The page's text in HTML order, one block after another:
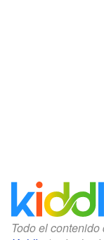
Todo el